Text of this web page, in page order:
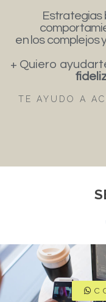
Estrategias
en los complejos
+ Quiero
TE AYUDO A